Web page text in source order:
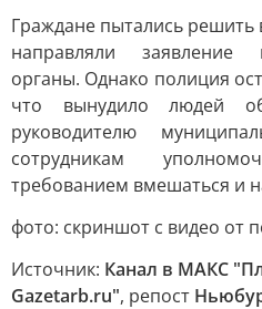
Граждане пытались
направляли заявление
органы. Однако полиция
что вынудило людей
руководителю
сотрудникам
требованием вмешаться и
фото: скриншот с видео от
Источник: Канал в МАКС
Gazetarb.ru", репост